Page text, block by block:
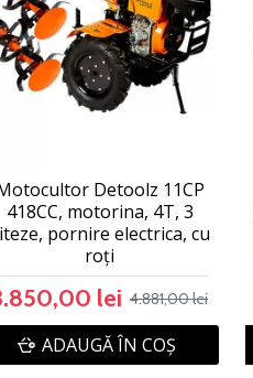
Detoolz 11CP
418CC, motorina, 4T, 3
pornire electrica, cu
roți
lei 4.881,00 lei
ADAUGĂ ÎN COŞ